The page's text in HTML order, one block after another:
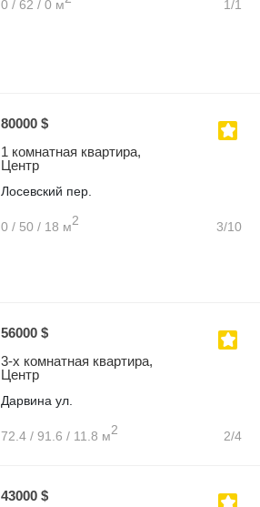
0 / 62 / 0 м 1/1
80000 $
1 комнатная квартира,
Центр
Лосевский пер.
0 / 50 / 18 м2 3/10
56000 $
3-х комнатная квартира,
Центр
Дарвина ул.
72.4 / 91.6 / 11.8 м2 2/4
43000 $